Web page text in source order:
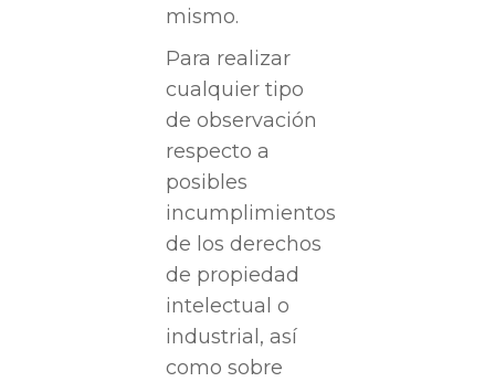
mismo.
Para realizar
cualquier tipo
de observación
respecto a
posibles
incumplimientos
de los derechos
de propiedad
intelectual o
industrial, así
como sobre